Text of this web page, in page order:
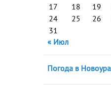
17
18 19
24
25 26
31
« Июл
Погода в